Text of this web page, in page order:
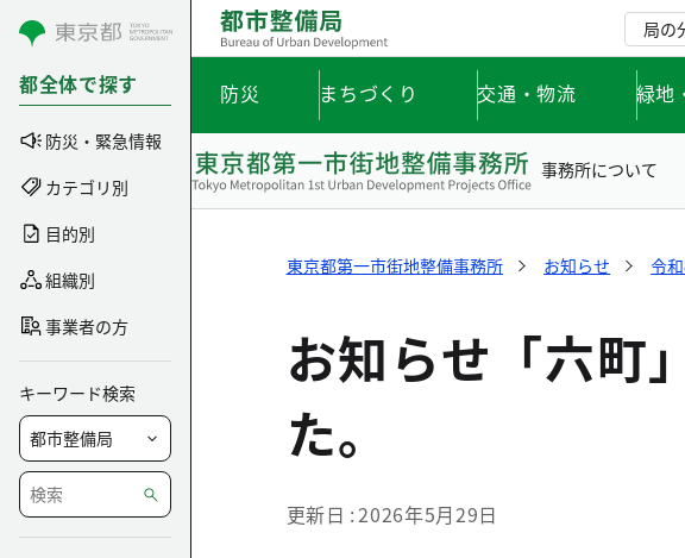
コンテンツにスキップ
都全体で探す
防災・緊急情報
カテゴリ別
目的別
組織別
事業者の方
キーワード検索
局の
防災 まちづくり 交通・物流 緑地
事務所について
東京都第一市街地整備事務所 お知らせ 令
お知らせ「六町
た。
更新日 2026年5月29日